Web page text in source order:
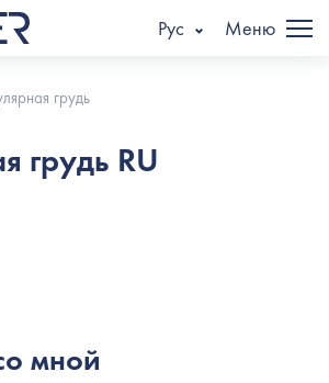
Рус Меню
грудь
грудь RU
мной